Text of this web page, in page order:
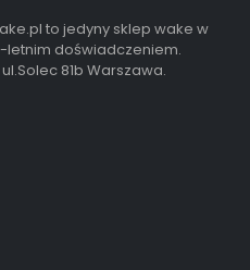
to jedyny sklep wake w
letnim doświadczeniem.
81b Warszawa.